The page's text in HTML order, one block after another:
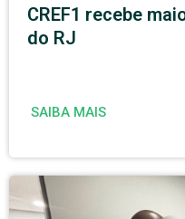
CREF1 recebe
do RJ
SAIBA MAIS